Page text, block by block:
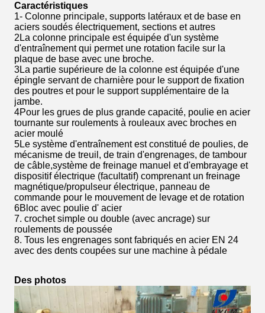
Caractéristiques
1- Colonne principale, supports latéraux et de base en
aciers soudés électriquement, sections et autres
2La colonne principale est équipée d'un système
d'entraînement qui permet une rotation facile sur la
plaque de base avec une broche.
3La partie supérieure de la colonne est équipée d'une
épingle servant de charnière pour le support de fixation
des poutres et pour le support supplémentaire de la
jambe.
4Pour les grues de plus grande capacité, poulie en acier
tournante sur roulements à rouleaux avec broches en
acier moulé
5Le système d'entraînement est constitué de poulies, de
mécanisme de treuil, de train d'engrenages, de tambour
de câble,système de freinage manuel et d'embrayage et
dispositif électrique (facultatif) comprenant un freinage
magnétique/propulseur électrique, panneau de
commande pour le mouvement de levage et de rotation
6Bloc avec poulie d' acier
7. crochet simple ou double (avec ancrage) sur
roulements de poussée
8. Tous les engrenages sont fabriqués en acier EN 24
avec des dents coupées sur une machine à pédale
Des photos